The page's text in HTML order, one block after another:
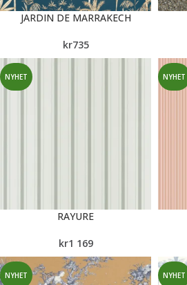
JARDIN DE MARRAKECH
kr735
NYHET
RAYURE
kr1 169
NYHET
NYHET NYHET